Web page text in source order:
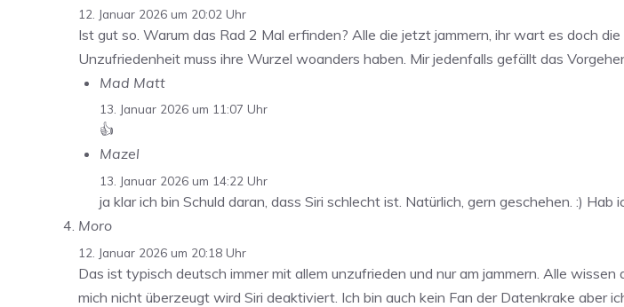
12. Januar 2026 um 20:02 Uhr
Ist gut so. Warum das Rad 2 Mal erfinden? Alle die jetzt jammern, ihr wart es doch
Unzufriedenheit muss ihre Wurzel woanders haben. Mir jedenfalls gefällt das
Mad Matt
13. Januar 2026 um 11:07 Uhr
👍
Mazel
13. Januar 2026 um 14:22 Uhr
ja klar ich bin Schuld daran, dass Siri schlecht ist. Natürlich, gern geschehen. :)
Moro
12. Januar 2026 um 20:18 Uhr
Das ist typisch deutsch immer mit allem unzufrieden und nur am jammern. Alle
mich nicht überzeugt wird Siri deaktiviert. Ich bin auch kein Fan der Datenkrake aber